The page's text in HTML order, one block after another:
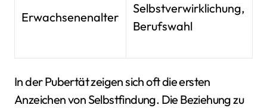
Erwachsenenalter
Selbstverwirklichung,
Berufswahl
In der Pubertät zeigen sich oft die ersten
Anzeichen von Selbstfindung. Die Beziehung zu